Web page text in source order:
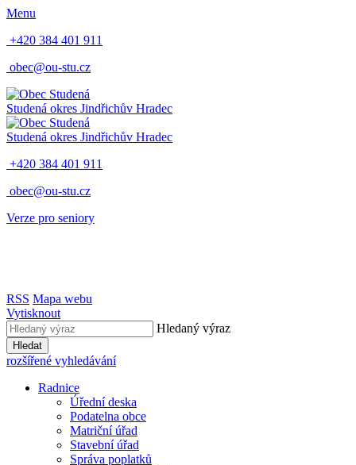
Menu
+420 384 401 911
obec@ou-stu.cz
Studená okres Jindřichův Hradec
Studená okres Jindřichův Hradec
+420 384 401 911
obec@ou-stu.cz
Verze pro seniory
RSS Mapa webu
Vytisknout
Hledaný výraz
Hledat
rozšířené vyhledávání
Radnice
Úřední deska
Podatelna obce
Matriční úřad
Stavební úřad
Správa poplatků